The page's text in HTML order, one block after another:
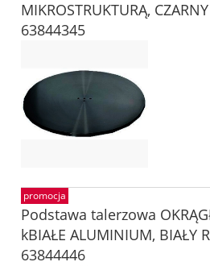
MIKROSTRUKTURĄ,
63844345
Podstawa talerzowa
kBIAŁE ALUMINIUM, BIAŁY
63844446
promocja